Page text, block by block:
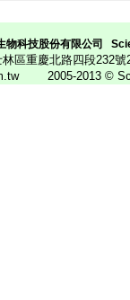
物科技股份有限公司
林區重慶北路四段
2005-2013 ©